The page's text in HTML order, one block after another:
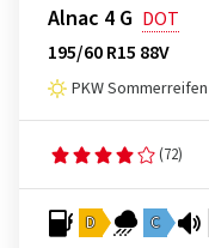
Alnac 4 G DOT
195/60 R15 88V
PKW Sommerreifen
(72)
D C